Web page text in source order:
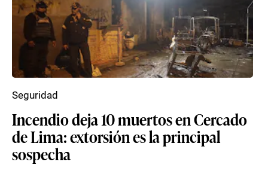
Incendio deja 10 muertos en Cercado
de Lima: extorsión es la principal
sospecha
Seguridad